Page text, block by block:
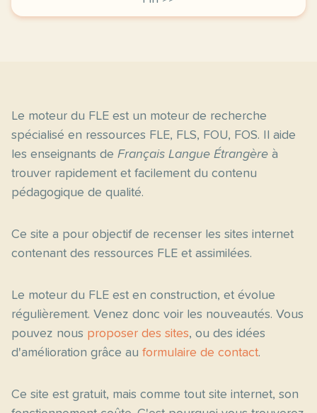
Le moteur du FLE est un moteur de recherche
spécialisé en ressources FLE, FLS, FOU, FOS. Il aide
les enseignants de Français Langue Étrangère à
trouver rapidement et facilement du contenu
pédagogique de qualité.
Ce site a pour objectif de recenser les sites internet
contenant des ressources FLE et assimilées.
Le moteur du FLE est en construction, et évolue
régulièrement. Venez donc voir les nouveautés. Vous
pouvez nous proposer des sites, ou des idées
d'amélioration grâce au formulaire de contact.
Ce site est gratuit, mais comme tout site internet, son